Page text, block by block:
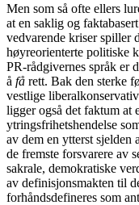
Men som så ofte ellers
at en saklig og
vedvarende kriser spiller
høyreorienterte politiske
PR-rådgivernes språk er
å få rett. Bak den sterke
vestlige
ligger også det faktum at
ytringsfrihetshendelse
av dem en ytterst sjelden
de fremste forsvarere av
sakrale, demokratiske
av definisjonsmakten til
forhåndsdefineres som